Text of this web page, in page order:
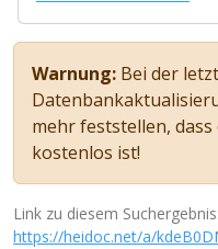
Warnung: Bei der
mehr feststellen,
kostenlos ist!
Link zu diesem Suchergebnis:
https://heidoc.net/a/